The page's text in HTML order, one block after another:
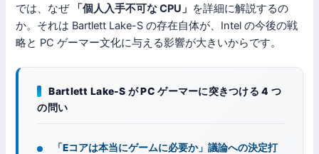
では、なぜ 「個人入手不可な CPU」 を詳細に解説するの
か。それは Bartlett Lake-S の存在自体が、Intel の今後の戦
略と PC ゲーマー文化に与える影響が大きいからです。
Bartlett Lake-S が PC ゲーマーに突きつける 4 つ
の問い
「Eコアは本当にゲームに必要か」議論への決定打